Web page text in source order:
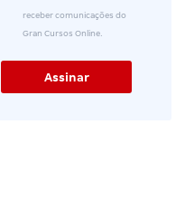
receber comunicações do
Gran Cursos Online.